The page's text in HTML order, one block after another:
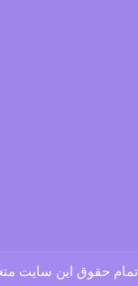
تمام حقوق این سایت